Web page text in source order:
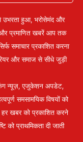
हुआ, भरोसेमंद और
और प्रमाणित खबरें आप तक
समाचार प्रकाशित करना
और समाज से सीधे जुड़ी
न्यूज़, एजुकेशन अपडेट,
समसामयिक विषयों को
खबर को प्रकाशित करने
प्राथमिकता दी जाती